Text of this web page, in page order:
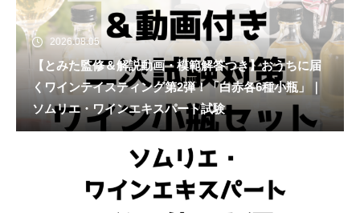
2026.08.05
【とみた監修＆解説動画・模範解答つき】おうちに届
くワインテイスティング第2弾！「白赤各6種小瓶」｜
ソムリエ・ワインエキスパート試験